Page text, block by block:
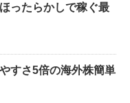
ったらかしで稼ぐ最
すさ5倍の海外株簡単